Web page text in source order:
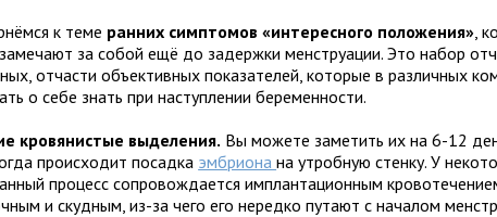
к теме ранних симптомов «интересного положения»,
за собой ещё до задержки менструации. Это набор
отчасти объективных показателей, которые в различных
о себе знать при наступлении беременности.
кровянистые выделения. Вы можете заметить их на 6-12
происходит посадка эмбрионана утробную стенку. У
процесс сопровождается имплантационным
и скудным, из-за чего его нередко путают с началом